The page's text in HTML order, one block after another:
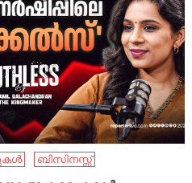
ബിസിനസ്സ്